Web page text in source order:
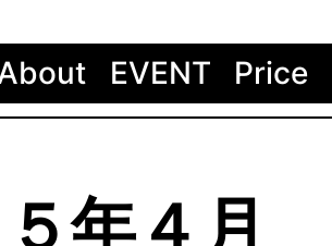
EVENT Price
年４月